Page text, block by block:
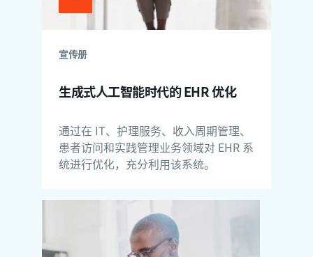
宣传册
生成式人工智能时代的 EHR 优化
通过在 IT、护理服务、收入周期管理、
患者访问和实践管理业务领域对 EHR 系
统进行优化，充分利用该系统。